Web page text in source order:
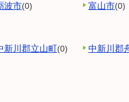
波市(0) 富山市(0)
新川郡立山町(0) 中新川郡